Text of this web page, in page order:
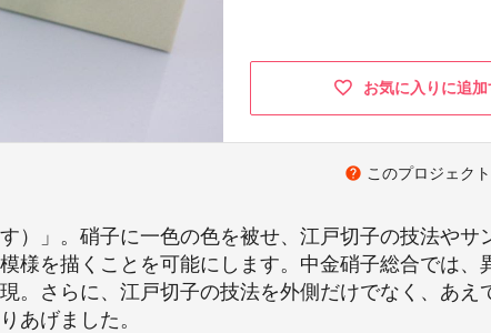
お気に入りに追加
help このプロジェク
）」。硝子に一色の色を被せ、江戸切子の技法やサ
様を描くことを可能にします。中金硝子総合では、
。さらに、江戸切子の技法を外側だけでなく、あえ
あげました。